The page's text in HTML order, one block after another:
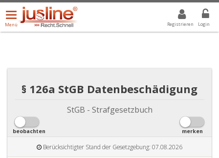
Registrieren Login
Menü
öffnen/schließen
Menü
ALLE DROPDOWN: GEWÄHLTER WERT IST ALLE
§ 126a StGB Datenbeschädigung
StGB - Strafgesetzbuch
beobachten merken
Berücksichtigter Stand der Gesetzgebung: 07.08.2026